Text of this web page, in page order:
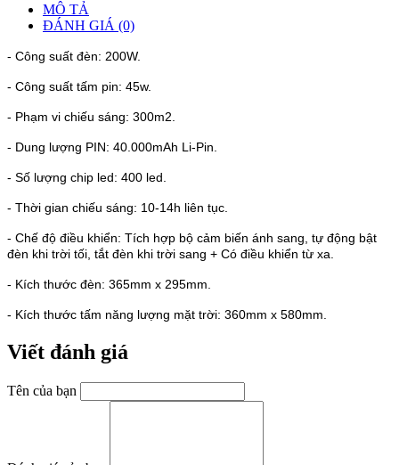
MÔ TẢ
ĐÁNH GIÁ (0)
- Công suất đèn: 200W.
- Công suất tấm pin: 45w.
- Phạm vi chiếu sáng: 300m2.
- Dung lượng PIN: 40.000mAh Li-Pin.
- Số lượng chip led: 400 led.
- Thời gian chiếu sáng: 10-14h liên tục.
- Chế độ điều khiển: Tích hợp bộ cảm biến ánh sang, tự động bật
đèn khi trời tối, tắt đèn khi trời sang + Có điều khiển từ xa.
- Kích thước đèn: 365mm x 295mm
- Kích thước tấm năng lượng mặt trời: 360mm x 580mm
Viết đánh giá
Tên của bạn